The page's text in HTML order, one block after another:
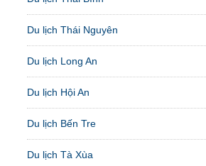
Du lịch Thái Nguyên
Du lịch Long An
Du lịch Hội An
Du lịch Bến Tre
Du lịch Tà Xùa